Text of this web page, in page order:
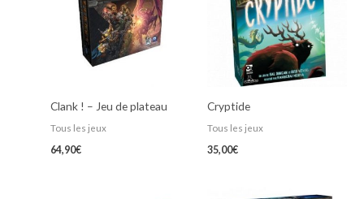
Clank ! – Jeu de plateau
Tous les jeux
64,90€
Cryptide
Tous les jeux
35,00€